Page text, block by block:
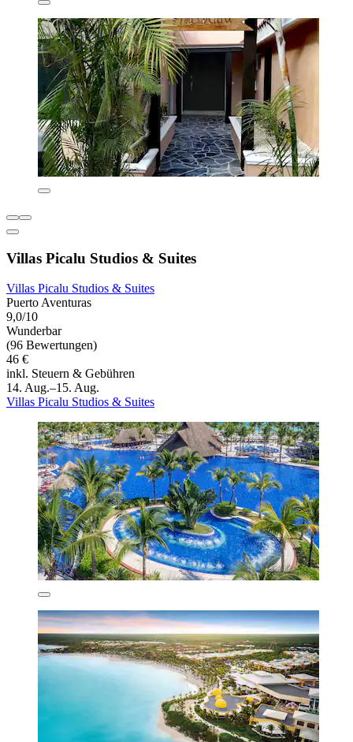
Villas Picalu Studios & Suites
Villas Picalu Studios & Suites
Puerto Aventuras
9,0/10
Wunderbar
(96 Bewertungen)
46 €
inkl. Steuern & Gebühren
14. Aug.–15. Aug.
Villas Picalu Studios & Suites